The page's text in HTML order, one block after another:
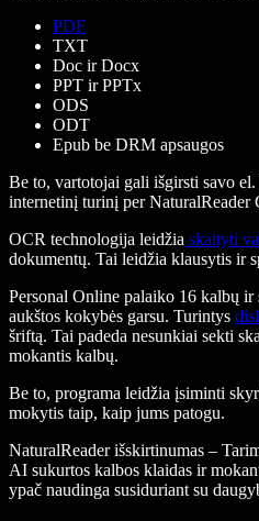
PDF
TXT
Doc ir Docx
PPT ir PPTx
ODS
ODT
Epub be DRM apsaugos
Be to, vartotojai gali išgirsti savo el.
internetinį turinį per NaturalReader
OCR technologija leidžia skaityti
dokumentų. Tai leidžia klausytis ir
Personal Online palaiko 16 kalbų ir
aukštos kokybės garsu. Turintys
šriftą. Tai padeda nesunkiai sekti
mokantis kalbų.
Be to, programa leidžia įsiminti
mokytis taip, kaip jums patogu.
NaturalReader išskirtinumas –
AI sukurtos kalbos klaidas ir
ypač naudinga susiduriant su